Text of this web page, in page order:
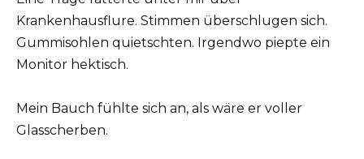
Krankenhausflure. Stimmen überschlugen sich.
Gummisohlen quietschten. Irgendwo piepte ein
Monitor hektisch.
Mein Bauch fühlte sich an, als wäre er voller
Glasscherben.